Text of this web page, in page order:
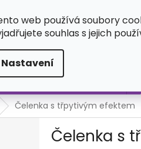
web používá soubory
souhlas s jejich
Nastavení
Čelenka s třpytivým efektem
Čelenka s